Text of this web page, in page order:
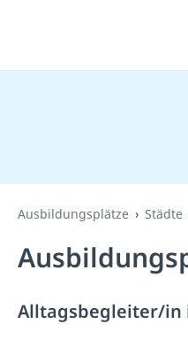
Ausbildungsplätze Städte
Alltagsbegleiter/in